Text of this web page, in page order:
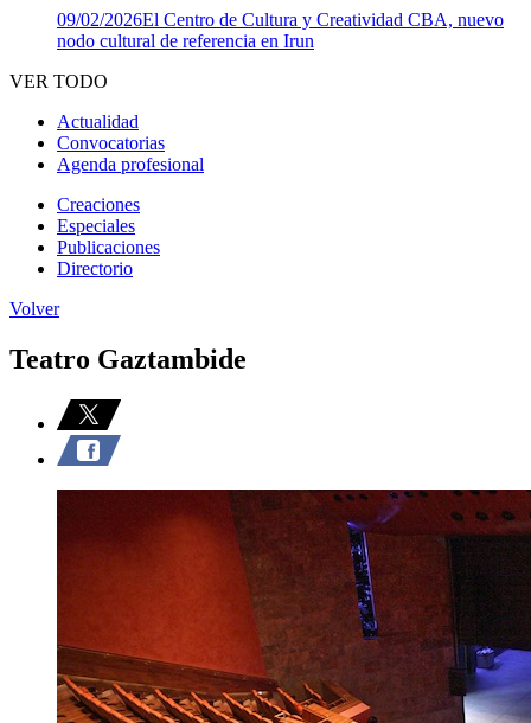
09/02/2026El Centro de Cultura y Creatividad CBA, nuevo
nodo cultural de referencia en Irun
VER TODO
Actualidad
Convocatorias
Agenda profesional
Creaciones
Especiales
Publicaciones
Directorio
Volver
Teatro Gaztambide